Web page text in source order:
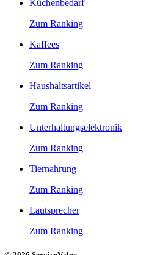
Küchenbedarf
Zum Ranking
Kaffees
Zum Ranking
Haushaltsartikel
Zum Ranking
Unterhaltungselektronik
Zum Ranking
Tiernahrung
Zum Ranking
Lautsprecher
Zum Ranking